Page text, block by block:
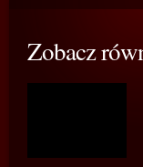
Zobacz